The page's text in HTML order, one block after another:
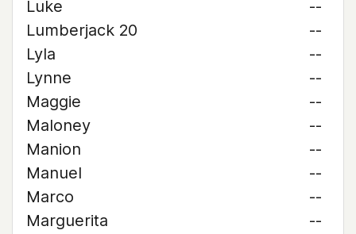
Luke
--
Lumberjack 20
--
Lyla
--
Lynne
--
Maggie
--
Maloney
--
Manion
--
Manuel
--
Marco
--
Marguerita
--